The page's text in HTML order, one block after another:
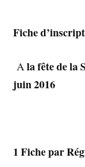
Fiche
Ala fête de la
juin 2016
1 Fiche par